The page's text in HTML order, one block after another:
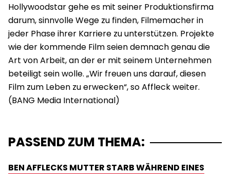
Hollywoodstar gehe es mit seiner Produktionsfirma
darum, sinnvolle Wege zu finden, Filmemacher in
jeder Phase ihrer Karriere zu unterstützen. Projekte
wie der kommende Film seien demnach genau die
Art von Arbeit, an der er mit seinem Unternehmen
beteiligt sein wolle. „Wir freuen uns darauf, diesen
Film zum Leben zu erwecken“, so Affleck weiter.
PASSEND ZUM THEMA:
BEN AFFLECKS MUTTER STARB WÄHREND EINES